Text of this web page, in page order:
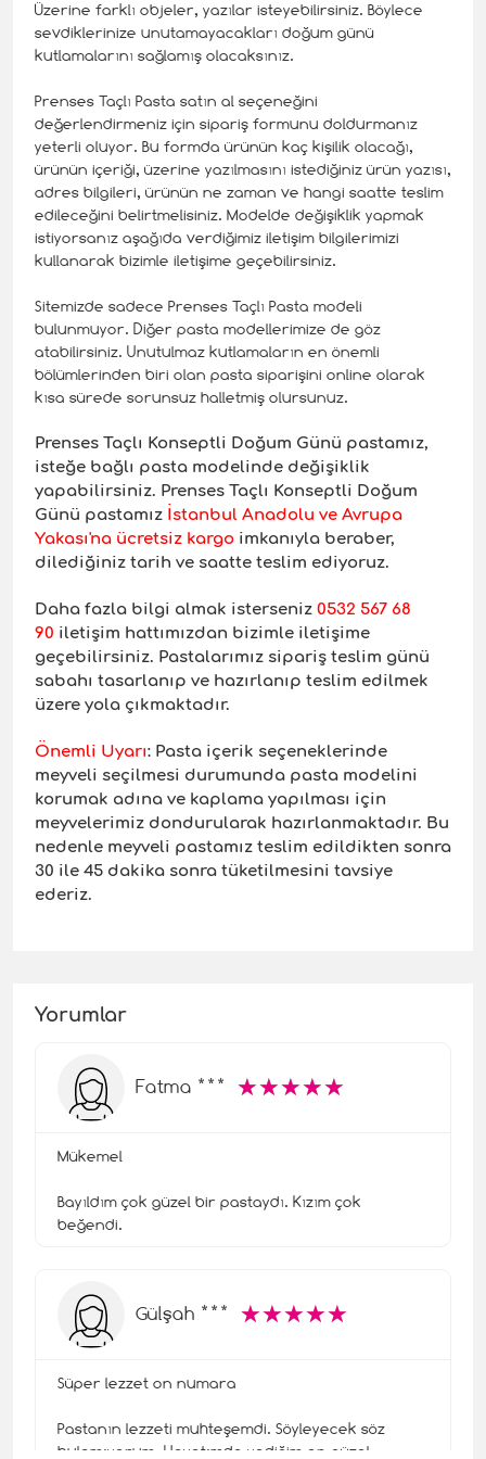
Üzerine farklı objeler, yazılar isteyebilirsiniz. Böylece
sevdiklerinize unutamayacakları doğum günü
kutlamalarını sağlamış olacaksınız.
Prenses Taçlı Pasta satın al seçeneğini
değerlendirmeniz için sipariş formunu doldurmanız
yeterli oluyor. Bu formda ürünün kaç kişilik olacağı,
ürünün içeriği, üzerine yazılmasını istediğiniz ürün yazısı,
adres bilgileri, ürünün ne zaman ve hangi saatte teslim
edileceğini belirtmelisiniz. Modelde değişiklik yapmak
istiyorsanız aşağıda verdiğimiz iletişim bilgilerimizi
kullanarak bizimle iletişime geçebilirsiniz.
Sitemizde sadece Prenses Taçlı Pasta modeli
bulunmuyor. Diğer pasta modellerimize de göz
atabilirsiniz. Unutulmaz kutlamaların en önemli
bölümlerinden biri olan pasta siparişini online olarak
kısa sürede sorunsuz halletmiş olursunuz.
Prenses Taçlı Konseptli Doğum Günü pastamız,
isteğe bağlı pasta modelinde değişiklik
yapabilirsiniz. Prenses Taçlı Konseptli Doğum
Günü pastamız İstanbul Anadolu ve Avrupa
Yakası'na ücretsiz kargo imkanıyla beraber,
dilediğiniz tarih ve saatte teslim ediyoruz.
Daha fazla bilgi almak isterseniz 0532 567 68
90 iletişim hattımızdan bizimle iletişime
geçebilirsiniz. Pastalarımız sipariş teslim günü
sabahı tasarlanıp ve hazırlanıp teslim edilmek
üzere yola çıkmaktadır.
Önemli Uyarı: Pasta içerik seçeneklerinde
meyveli seçilmesi durumunda pasta modelini
korumak adına ve kaplama yapılması için
meyvelerimiz dondurularak hazırlanmaktadır. Bu
nedenle meyveli pastamız teslim edildikten sonra
30 ile 45 dakika sonra tüketilmesini tavsiye
ederiz.
Yorumlar
Fatma *** ☆☆☆☆☆
★★★★★
Mükemel
Bayıldım çok güzel bir pastaydı. Kızım çok
beğendi.
Gülşah *** ☆☆☆☆☆
★★★★★
Süper lezzet on numara
Pastanın lezzeti muhteşemdi. Söyleyecek söz
bulamıyorum. Hayatımda yediğim en güzel